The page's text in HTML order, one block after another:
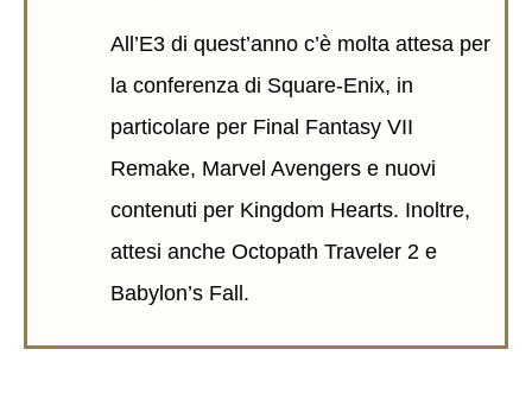
All’E3 di quest’anno c’è molta attesa per
la conferenza di Square-Enix, in
particolare per Final Fantasy VII
Remake, Marvel Avengers e nuovi
contenuti per Kingdom Hearts. Inoltre,
attesi anche Octopath Traveler 2 e
Babylon’s Fall.